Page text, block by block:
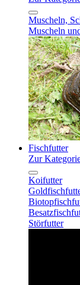
Muscheln,
Muscheln
Fischfutter
Zur
Koifutter
Störfutter